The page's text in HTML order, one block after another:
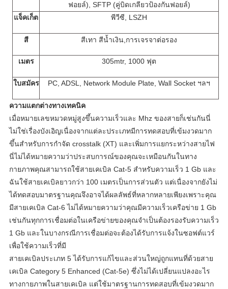
ฟอยล์), SFTP (คู่บิดเกลียวป้องกันฟอยล์)
แจ็คเก็ต
พีวีซี, LSZH
สี สีเทา สีน้ำเงิน,การเจรจาต่อรอง
เมตร 305mtr, 1000 ฟุต
ใบสมัคร PC, ADSL, Network Module Plate, Wall Socket ฯลฯ
ความแตกต่างทางเทคนิค
เมื่อหมายเลขหมวดหมู่สูงขึ้นความเร็วและ Mhz ของสายก็เช่นกันนี่
ไม่ใช่เรื่องบังเอิญเนื่องจากแต่ละประเภทมีการทดสอบที่เข้มงวดมาก
ขึ้นสำหรับการกำจัด crosstalk (XT) และเพิ่มการแยกระหว่างสายไฟ
นี่ไม่ได้หมายความว่าประสบการณ์ของคุณจะเหมือนกันในทาง
กายภาพคุณสามารถใช้สายเคเบิล Cat-5 สำหรับความเร็ว 1 Gb และ
ฉันใช้สายเคเบิลยาวกว่า 100 เมตรเป็นการส่วนตัว แต่เนื่องจากยังไม่
ได้ทดสอบมาตรฐานคุณจึงอาจได้ผลลัพธ์ที่หลากหลายเพียงเพราะคุณ
มีสายเคเบิล Cat-6 ไม่ได้หมายความว่าคุณมีความเร็วเครือข่าย 1 Gb
เช่นกันทุกการเชื่อมต่อในเครือข่ายของคุณจำเป็นต้องรองรับความเร็ว
1 Gb และในบางกรณีการเชื่อมต่อจะต้องได้รับการแจ้งในซอฟต์แวร์
เพื่อใช้ความเร็วที่มี
สายเคเบิลประเภท 5 ได้รับการแก้ไขและส่วนใหญ่ถูกแทนที่ด้วยสาย
เคเบิล Category 5 Enhanced (Cat-5e) ซึ่งไม่ได้เปลี่ยนแปลงอะไร
ทางกายภาพในสายเคเบิล แต่ใช้มาตรฐานการทดสอบที่เข้มงวดมาก